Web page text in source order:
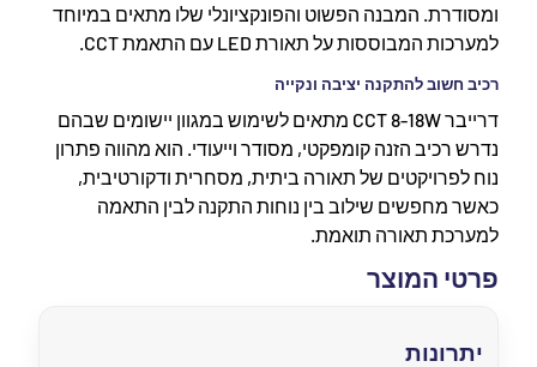
ומסודרת. המבנה הפשוט והפונקציונלי שלו מתאים במיוחד
למערכות המבוססות על תאורת LED עם התאמת CCT.
רכיב חשוב להתקנה יציבה ונקייה
דרייבר CCT 8-18W מתאים לשימוש במגוון יישומים שבהם
נדרש רכיב הזנה קומפקטי, מסודר וייעודי. הוא מהווה פתרון
נוח לפרויקטים של תאורה ביתית, מסחרית ודקורטיבית,
כאשר מחפשים שילוב בין נוחות התקנה לבין התאמה
למערכת תאורה תואמת.
פרטי המוצר
יתרונות